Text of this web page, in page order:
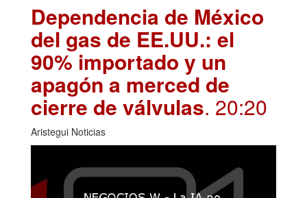
Dependencia de México
del gas de EE.UU.: el
90% importado y un
apagón a merced de
cierre de válvulas. 20:20
Aristegui Noticias